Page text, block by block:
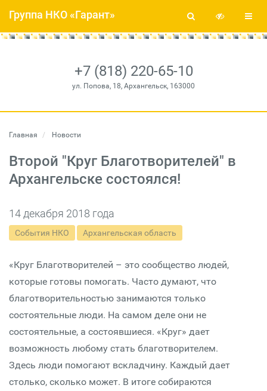
+7 (818) 220-65-10
ул. Попова, 18, Архангельск, 163000
Группа НКО «Гарант»
Главная Новости
Второй "Круг Благотворителей" в
Архангельске состоялся!
14 декабря 2018 года
События НКО Архангельская область
«Круг Благотворителей – это сообщество людей,
которые готовы помогать. Часто думают, что
благотворительностью занимаются только
состоятельные люди. На самом деле они не
состоятельные, а состоявшиеся. «Круг» дает
возможность любому стать благотворителем.
Здесь люди помогают вскладчину. Каждый дает
столько, сколько может. В итоге собираются